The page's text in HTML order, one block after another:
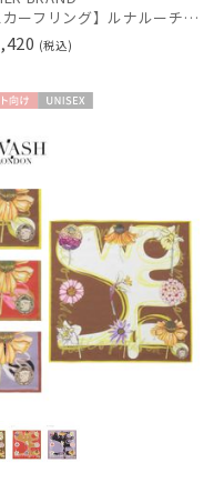
【スカーフリング】ルナルーチェ (Luna Luce) バックルモチーフ お手持ちのスカーフを通すだけ ギフト
(税込)
X